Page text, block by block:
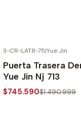
3-CR-LAT8-75|Yue Jin
Puerta Trasera
Yue Jin Nj 713
$745.590$1.490.999